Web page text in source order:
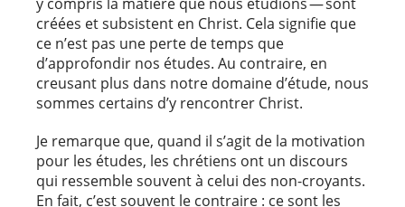
créées et subsistent en Christ. Cela signifie que
ce n’est pas une perte de temps que
d’approfondir nos études. Au contraire, en
creusant plus dans notre domaine d’étude, nous
sommes certains d’y rencontrer Christ.
Je remarque que, quand il s’agit de la motivation
pour les études, les chrétiens ont un discours
qui ressemble souvent à celui des non-croyants.
En fait, c’est souvent le contraire : ce sont les